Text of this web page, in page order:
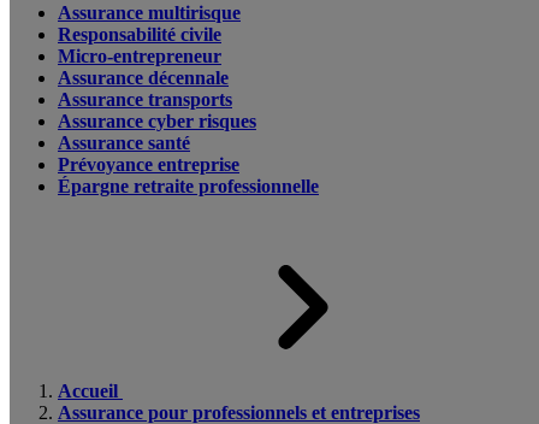
Assurance multirisque
Responsabilité civile
Micro-entrepreneur
Assurance décennale
Assurance transports
Assurance cyber risques
Assurance santé
Prévoyance entreprise
Épargne retraite professionnelle
Accueil
Assurance pour professionnels et entreprises